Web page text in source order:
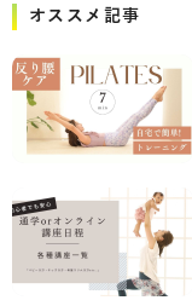
オススメ記事